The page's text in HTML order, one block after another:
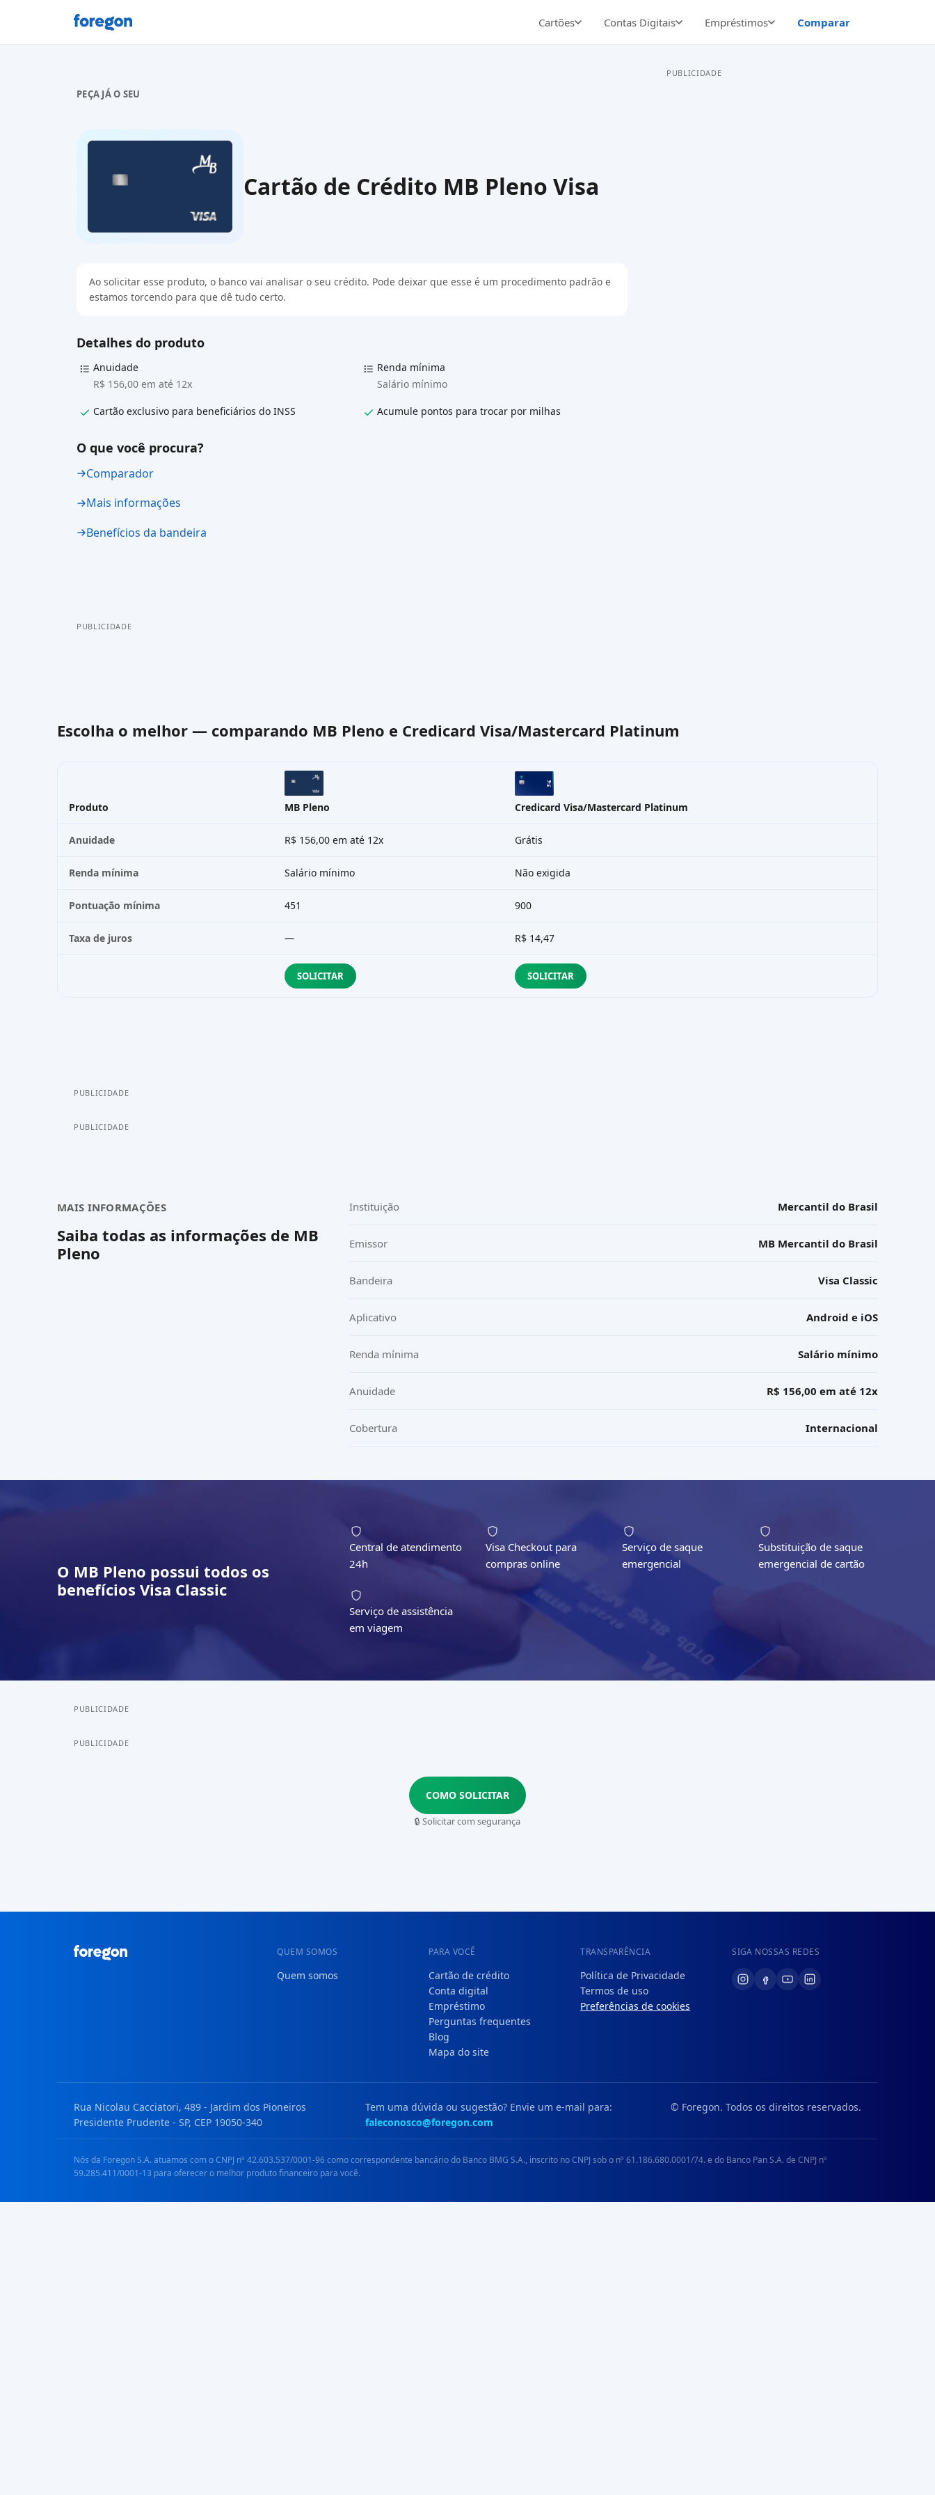
Foregon.com
Cartões Contas Digitais Empréstimos Comparar
PEÇA JÁ O SEU
Cartão de Crédito MB Pleno Visa
Ao solicitar esse produto, o banco vai analisar o seu crédito. Pode deixar que esse é um procedimento padrão e
estamos torcendo para que dê tudo certo.
Detalhes do produto
Anuidade
R$ 156,00 em até 12x
Renda mínima
Salário mínimo
Cartão exclusivo para beneficiários do INSS Acumule pontos para trocar por milhas
O que você procura?
Comparador
Mais informações
Benefícios da bandeira
PUBLICIDADE
PUBLICIDADE
Escolha o melhor — comparando MB Pleno e Credicard Visa/Mastercard Platinum
Produto MB Pleno Credicard Visa/Mastercard Platinum
Anuidade R$ 156,00 em até 12x Grátis
Renda mínima Salário mínimo Não exigida
Pontuação mínima 451 900
Taxa de juros — R$ 14,47
SOLICITAR SOLICITAR
PUBLICIDADE
PUBLICIDADE
MAIS INFORMAÇÕES
Saiba todas as informações de MB
Pleno
Instituição Mercantil do Brasil
Emissor MB Mercantil do Brasil
Bandeira Visa Classic
Aplicativo Android e iOS
Renda mínima Salário mínimo
Anuidade R$ 156,00 em até 12x
Cobertura Internacional
O MB Pleno possui todos os
benefícios Visa Classic
Central de atendimento
24h
Visa Checkout para
compras online
Serviço de saque
emergencial
Substituição de saque
emergencial de cartão
Serviço de assistência
em viagem
PUBLICIDADE
PUBLICIDADE
COMO SOLICITAR
🔒 Solicitar com segurança
QUEM SOMOS
Quem somos
PARA VOCÊ
Cartão de crédito
Conta digital
Empréstimo
Perguntas frequentes
Blog
Mapa do site
TRANSPARÊNCIA
Política de Privacidade
Termos de uso
Preferências de cookies
SIGA NOSSAS REDES
Rua Nicolau Cacciatori, 489 - Jardim dos Pioneiros
Presidente Prudente - SP, CEP 19050-340
Tem uma dúvida ou sugestão? Envie um e-mail para:
faleconosco@foregon.com
© Foregon. Todos os direitos reservados.
Nós da Foregon S.A. atuamos com o CNPJ nº 42.603.537/0001-96 como correspondente bancário do Banco BMG S.A., inscrito no CNPJ sob o nº 61.186.680.0001/74. e do Banco Pan S.A. de CNPJ nº
59.285.411/0001-13 para oferecer o melhor produto financeiro para você.